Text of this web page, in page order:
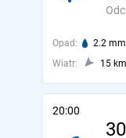
Opad: 2.2 mm
Wiatr:
15
20:00